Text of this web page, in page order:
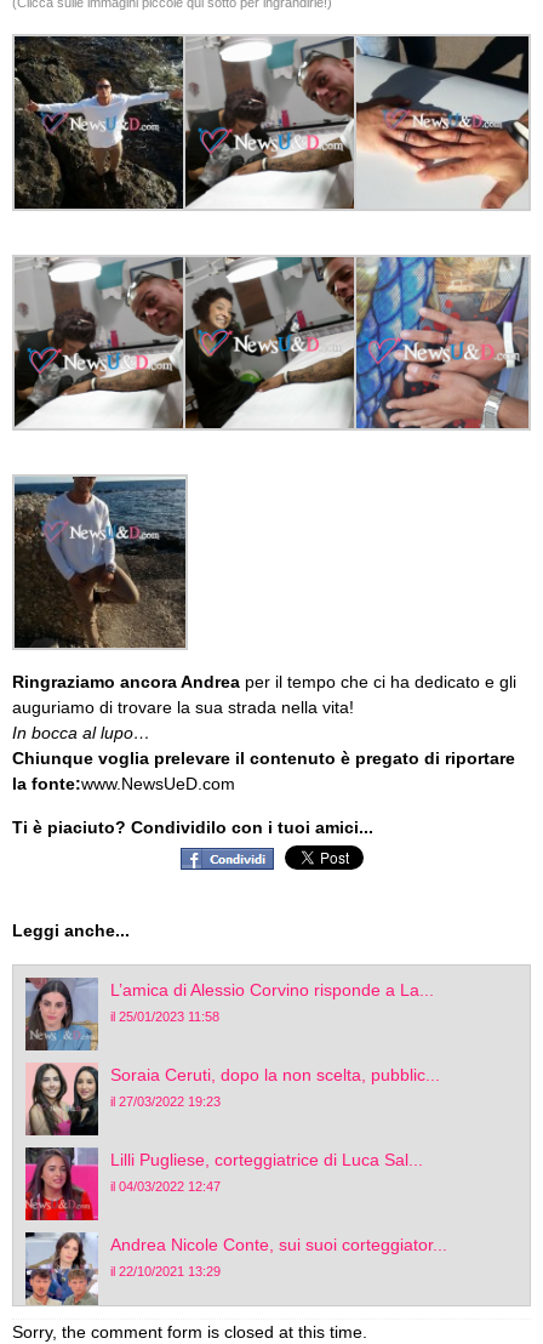
Ringraziamo ancora Andrea per il tempo che ci ha dedicato e gli
auguriamo di trovare la sua strada nella vita!
In bocca al lupo…
Chiunque voglia prelevare il contenuto è pregato di riportare
la fonte:www.NewsUeD.com
Ti è piaciuto? Condividilo con i tuoi amici...
Leggi anche...
L’amica di Alessio Corvino risponde a La...
il 25/01/2023 11:58
Soraia Ceruti, dopo la non scelta, pubblic...
il 27/03/2022 19:23
Lilli Pugliese, corteggiatrice di Luca Sal...
il 04/03/2022 12:47
Andrea Nicole Conte, sui suoi corteggiator...
il 22/10/2021 13:29
Sorry, the comment form is closed at this time.